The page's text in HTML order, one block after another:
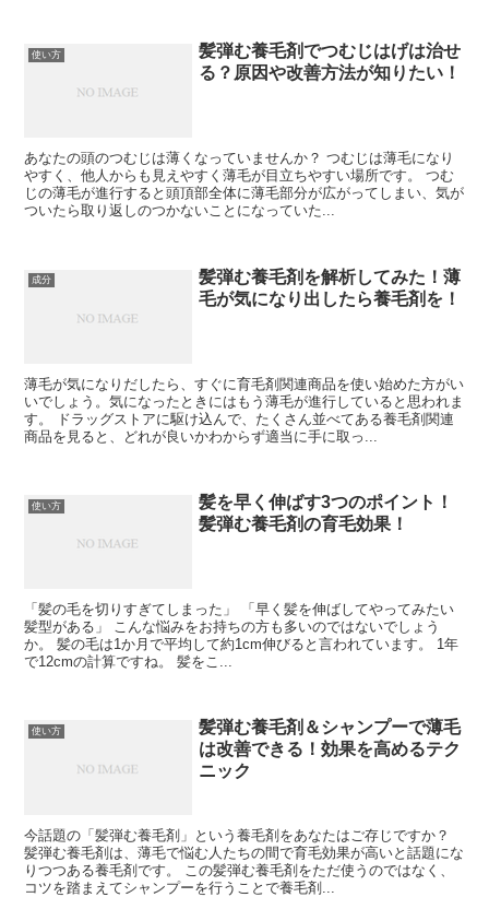
使い方
髪弾む養毛剤でつむじはげは治せ
る？原因や改善方法が知りたい！
あなたの頭のつむじは薄くなっていませんか？ つむじは薄毛になり
やすく、他人からも見えやすく薄毛が目立ちやすい場所です。 つむ
じの薄毛が進行すると頭頂部全体に薄毛部分が広がってしまい、気が
ついたら取り返しのつかないことになっていた...
成分
髪弾む養毛剤を解析してみた！薄
毛が気になり出したら養毛剤を！
薄毛が気になりだしたら、すぐに育毛剤関連商品を使い始めた方がい
いでしょう。気になったときにはもう薄毛が進行していると思われま
す。 ドラッグストアに駆け込んで、たくさん並べてある養毛剤関連
商品を見ると、どれが良いかわからず適当に手に取っ...
使い方
髪を早く伸ばす3つのポイント！
髪弾む養毛剤の育毛効果！
「髪の毛を切りすぎてしまった」 「早く髪を伸ばしてやってみたい
髪型がある」 こんな悩みをお持ちの方も多いのではないでしょう
か。 髪の毛は1か月で平均して約1cm伸びると言われています。 1年
で12cmの計算ですね。 髪をこ...
使い方
髪弾む養毛剤＆シャンプーで薄毛
は改善できる！効果を高めるテク
ニック
今話題の「髪弾む養毛剤」という養毛剤をあなたはご存じですか？
髪弾む養毛剤は、薄毛で悩む人たちの間で育毛効果が高いと話題にな
りつつある養毛剤です。 この髪弾む養毛剤をただ使うのではなく、
コツを踏まえてシャンプーを行うことで養毛剤...